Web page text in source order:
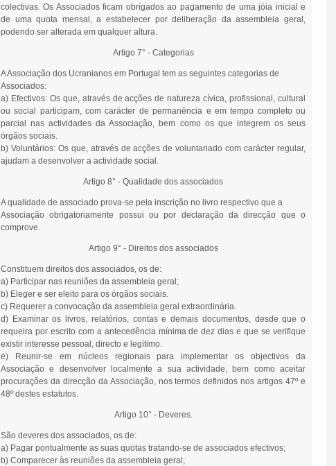
colectivas. Os Associados ficam obrigados ao pagamento de uma jóia inicial e
de uma quota mensal, a estabelecer por deliberação da assembleia geral,
podendo ser alterada em qualquer altura.
Artigo 7° - Categorias
A Associação dos Ucranianos em Portugal tem as seguintes categorias de
Associados:
a) Efectivos: Os que, através de acções de natureza cívica, profissional, cultural
ou social participam, com carácter de permanência e em tempo completo ou
parcial nas actividades da Associação, bem como os que integrem os seus
órgãos sociais.
b) Voluntários: Os que, através de acções de voluntariado com carácter regular,
ajudam a desenvolver a actividade social.
Artigo 8° - Qualidade dos associados
A qualidade de associado prova-se pela inscrição no livro respectivo que a
Associação obrigatoriamente possui ou por declaração da direcção que o
comprove.
Artigo 9° - Direitos dos associados
Constituem direitos dos associados, os de:
a) Participar nas reuniões da assembleia geral;
b) Eleger e ser eleito para os órgãos sociais.
c) Requerer a convocação da assembleia geral extraordinária.
d) Examinar os livros, relatórios, contas e demais documentos, desde que o
requeira por escrito com a antecedência mínima de dez dias e que se verifique
existir interesse pessoal, directo e legítimo.
e) Reunir-se em núcleos regionais para implementar os objectivos da
Associação e desenvolver localmente a sua actividade, bem como aceitar
procurações da direcção da Associação, nos termos definidos nos artigos 47º e
48º destes estatutos.
Artigo 10° - Deveres.
São deveres dos associados, os de:
a) Pagar pontualmente as suas quotas tratando-se de associados efectivos;
b) Comparecer às reuniões da assembleia geral;